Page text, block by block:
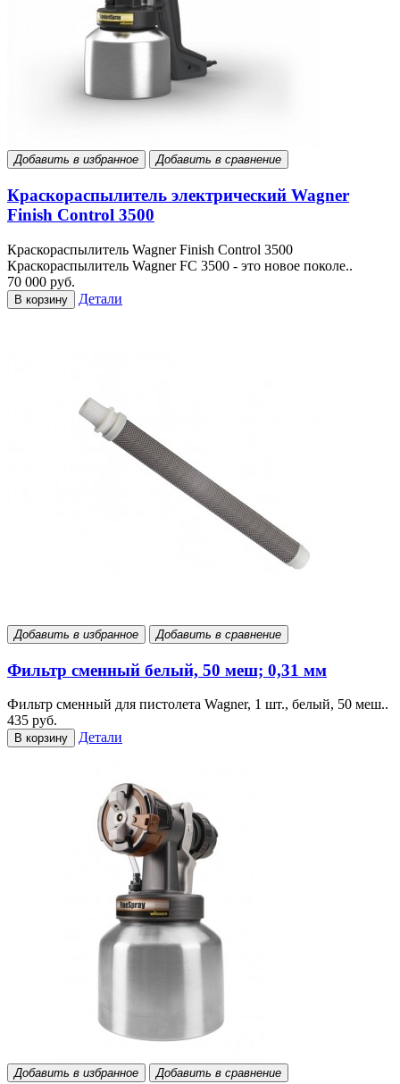
Добавить в избранное Добавить в сравнение
Краскораспылитель электрический Wagner
Finish Control 3500
Краскораспылитель Wagner Finish Control 3500
Краскораспылитель Wagner FC 3500 - это новое поколе..
70 000 руб.
В корзину Детали
Добавить в избранное Добавить в сравнение
Фильтр сменный белый, 50 меш; 0,31 мм
Фильтр сменный для пистолета Wagner, 1 шт., белый, 50 меш..
435 руб.
В корзину Детали
Добавить в избранное Добавить в сравнение